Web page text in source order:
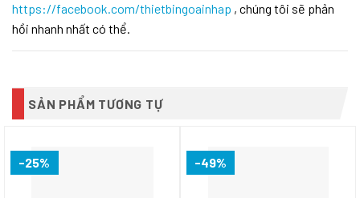
https://facebook.com/thietbingoainhap , chúng tôi sẽ phản
hồi nhanh nhất có thể.
SẢN PHẨM TƯƠNG TỰ
-25% -49%